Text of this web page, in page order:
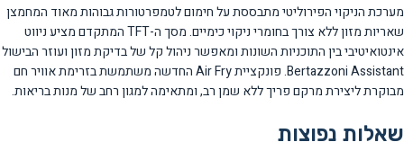
מערכת הניקוי הפירוליטי מתבססת על חימום לטמפרטורות גבוהות מאוד המחמצן
שאריות מזון ללא צורך בחומרי ניקוי כימיים. מסך ה-TFT המתקדם מציע ניווט
אינטואיטיבי בין התוכניות השונות ומאפשר ניהול קל של בדיקת מזון ועוזר הבישול
Bertazzoni Assistant. פונקציית Air Fry החדשה משתמשת בזרימת אוויר חם
מבוקרת ליצירת מרקם פריך ללא שמן רב, ומתאימה למגון רחב של מנות בריאות.
שאלות נפוצות